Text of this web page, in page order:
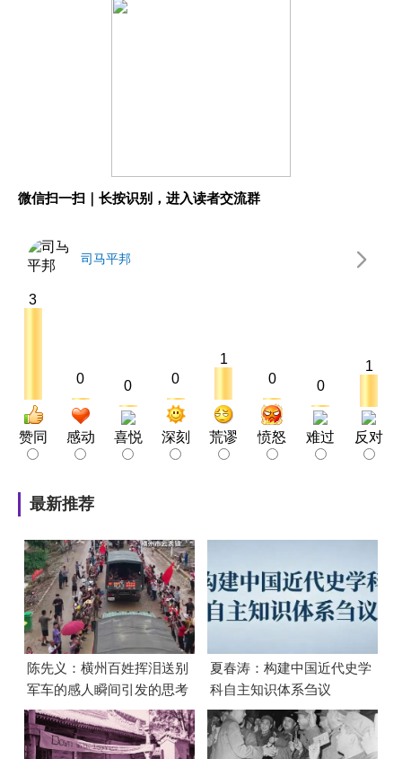
微信扫一扫｜长按识别，进入读者交流群
司马平邦
3
赞同
0
感动
0
喜悦
0
深刻
1
荒谬
0
愤怒
0
难过
1
反对
最新推荐
陈先义：横州百姓挥泪送别
军车的感人瞬间引发的思考
夏春涛：构建中国近代史学
科自主知识体系刍议